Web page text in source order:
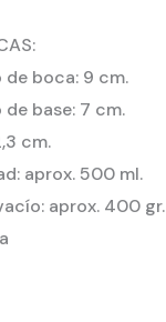
de boca: 9 cm.
base: 7 cm.
cm.
aprox. 500 ml.
aprox. 400 gr.